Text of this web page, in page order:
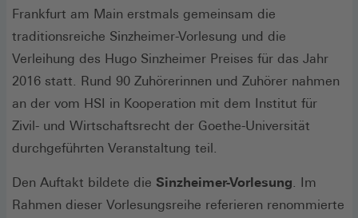
Frankfurt am Main erstmals gemeinsam die
traditionsreiche Sinzheimer-Vorlesung und die
Verleihung des Hugo Sinzheimer Preises für das Jahr
2016 statt. Rund 90 Zuhörerinnen und Zuhörer nahmen
an der vom HSI in Kooperation mit dem Institut für
Zivil- und Wirtschaftsrecht der Goethe-Universität
durchgeführten Veranstaltung teil.
Den Auftakt bildete die Sinzheimer-Vorlesung . Im
Rahmen dieser Vorlesungsreihe referieren renommierte